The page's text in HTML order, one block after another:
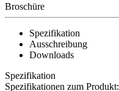
Broschüre
Spezifikation
Ausschreibung
Downloads
Spezifikation
Spezifikationen zum Produkt: